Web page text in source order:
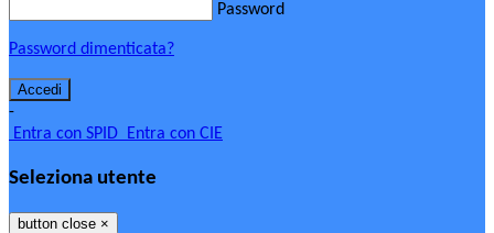
Password
Password dimenticata?
-
Entra con SPID Entra con CIE
Seleziona utente
button close ×